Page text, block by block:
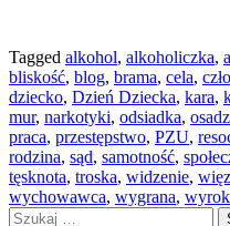
Tagged alkohol, alkoholiczka,
bliskość, blog, brama, cela,
dziecko, Dzień Dziecka, kara,
mur, narkotyki, odsiadka,
praca, przestępstwo, PZU,
rodzina, sąd, samotność,
tęsknota, troska, widzenie,
wychowawca, wygrana, wyrok
Szukaj: